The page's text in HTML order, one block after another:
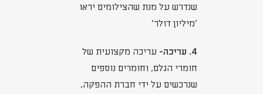
שנדרש על מנת שהצילומים יראו
'מיליון דולר'
4. עריכה-
עריכה מקצועית של
חומרי הגלם, וחומרים נוספים
שנרכשים על ידי חברת ההפקה,